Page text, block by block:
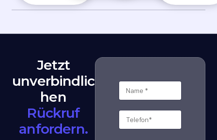
Jetzt
unverbindlic
hen
Rückruf
anfordern.